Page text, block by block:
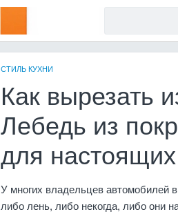
СТИЛЬ КУХНИ
Как вырезать
Лебедь из
для
У многих владельцев автомобилей
либо лень, либо некогда, либо они